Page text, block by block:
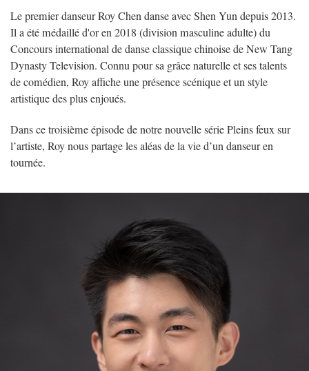
Le premier danseur Roy Chen danse avec Shen Yun depuis 2013.
Il a été médaillé d'or en 2018 (division masculine adulte) du
Concours international de danse classique chinoise de New Tang
Dynasty Television. Connu pour sa grâce naturelle et ses talents
de comédien, Roy affiche une présence scénique et un style
artistique des plus enjoués.
Dans ce troisième épisode de notre nouvelle série Pleins feux sur
l’artiste, Roy nous partage les aléas de la vie d’un danseur en
tournée.